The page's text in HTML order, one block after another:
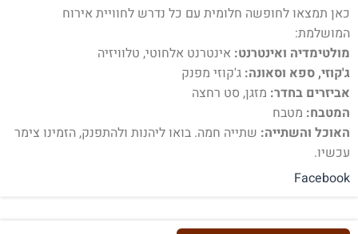
כאן תמצאו לחופשה חלומית עם כל נדרש לחוויית אירוח
המושלמת:
מולטימדיה ואינטרנט: אינטרנט אלחוטי, טלוויזיה
ג'קוזי, ספא וסאונה: ג'קוזי מפנק
אביזרים בחדר: מזגן, סט רחצה
המטבח: מטבח
האוכל והשתייה: שתייה חמה. בואו ליהנות ולהתפנק, הזמינו צימר
עכשיו.
Facebook